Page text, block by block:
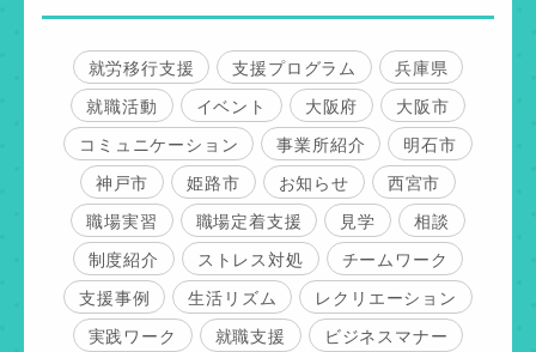
就労移行支援 支援プログラム
兵庫県
就職活動
イベント 大阪府
大阪市
コミュニケーション
事業所紹介
明石市
神戸市
姫路市 お知らせ
西宮市
職場実習
職場定着支援 見学
相談
制度紹介
ストレス対処
チームワーク
支援事例
生活リズム
レクリエーション
実践ワーク
就職支援
ビジネスマナー